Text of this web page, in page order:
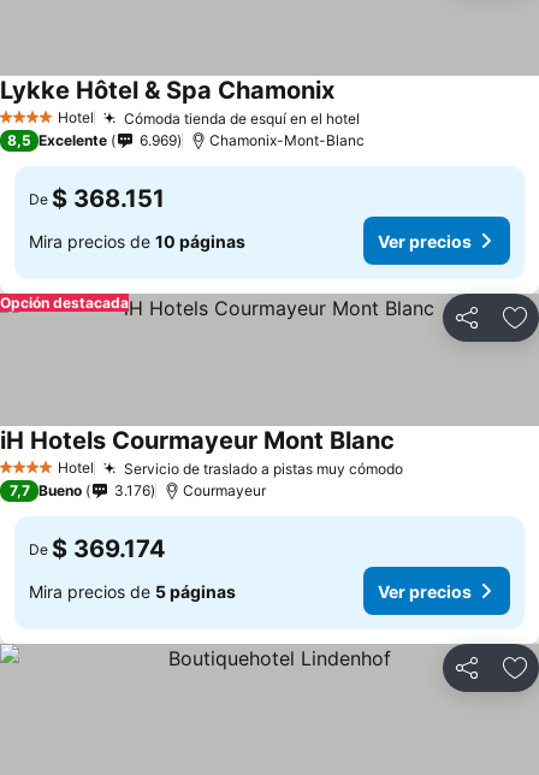
4 EstrellasHotel Cómoda tienda de esquí en el hotel
Lykke Hôtel & Spa Chamonix
8,5 Excelente 6.969 Chamonix-Mont-Blanc
De $ 368.151
Mira precios de 10 páginas Ver precios
Compartir
Opción destacada
4 EstrellasHotel Servicio de traslado a pistas muy cómodo
iH Hotels Courmayeur Mont Blanc
7,7 Bueno 3.176 Courmayeur
De $ 369.174
Mira precios de 5 páginas Ver precios
Compartir